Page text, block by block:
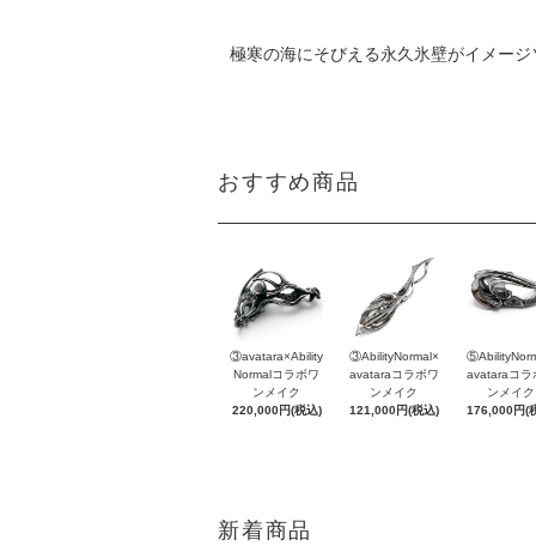
極寒の海にそびえる永久氷壁がイメージ
おすすめ商品
③avatara×Ability
Normalコラボワ
ンメイク
220,000円(税込)
③AbilityNormal×
avataraコラボワ
ンメイク
121,000円(税込)
avataraコラ
ンメイク
176,000円(
新着商品